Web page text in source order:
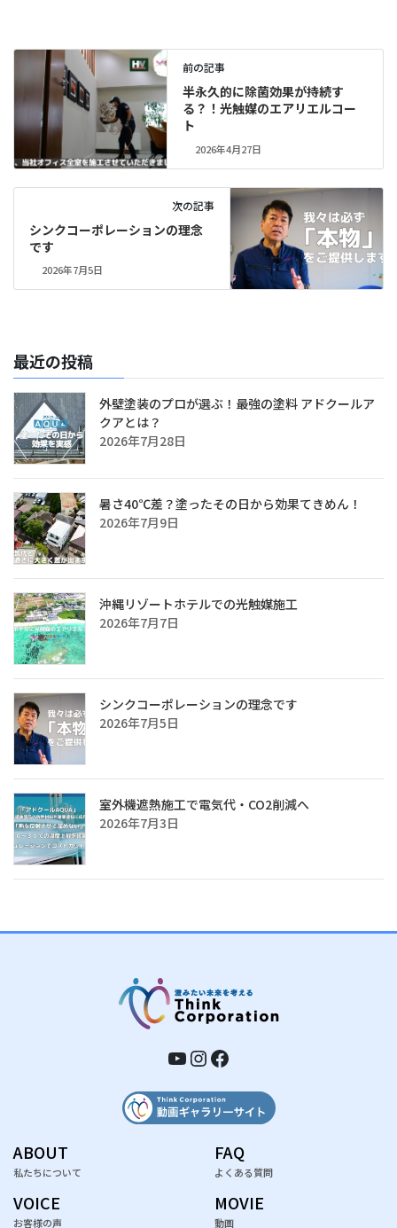
前の記事
半永久的に除菌効果が持続す
る？！光触媒のエアリエルコー
ト
2026年4月27日
次の記事
シンクコーポレーションの理念
です
2026年7月5日
最近の投稿
外壁塗装のプロが選ぶ！最強の塗料 アドクールア
クアとは？
2026年7月28日
暑さ40℃差？塗ったその日から効果てきめん！
2026年7月9日
沖縄リゾートホテルでの光触媒施工
2026年7月7日
シンクコーポレーションの理念です
2026年7月5日
室外機遮熱施工で電気代・CO2削減へ
2026年7月3日
YouTube
Instagram
Facebook
ABOUT
私たちについて
VOICE
お客様の声
FAQ
よくある質問
MOVIE
動画